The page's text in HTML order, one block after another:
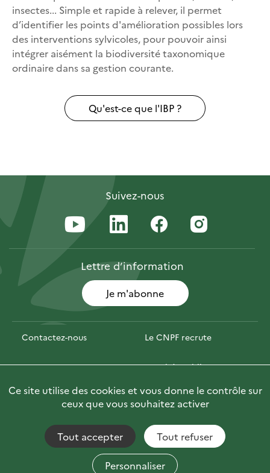
insectes... Simple et rapide à relever, il permet
d’identifier les points d'amélioration possibles lors
des interventions sylvicoles, pour pouvoir ainsi
intégrer aisément la biodiversité taxonomique
ordinaire dans sa gestion courante.
Qu'est-ce que l'IBP ?
Suivez-nous
Lettred’information
Je m'abonne
Contactez-nous Le CNPF recrute
Espace presse Marchés publics
Photofor 🇬🇧 Briefly in English
Accessibilité : non conforme
Fils RSS
Mentions Légales
Plan du site
Ce site utilise des cookies et vous donne le contrôle sur
ceux que vous souhaitez activer
Tout accepter Tout refuser
Personnaliser